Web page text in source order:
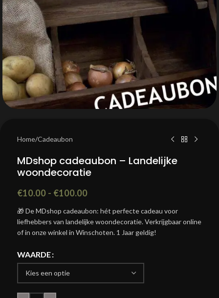
Home/Cadeaubon
MDshop cadeaubon – Landelijke
woondecoratie
€10.00 - €100.00
🎁 De MDshop cadeaubon: hét perfecte cadeau voor
liefhebbers van landelijke woondecoratie. Verkrijgbaar online
of in onze winkel in Winschoten. 1 Jaar geldig!
WAARDE